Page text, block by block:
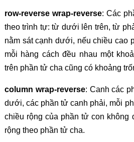
row-reverse wrap-reverse: Các
theo trình tự: từ dưới lên trên, từ
nằm sát cạnh dưới, nếu chiều cao
mỗi hàng cách đều nhau một
trên phần tử cha cũng có khoảng
column wrap-reverse: Canh các
dưới, các phần tử canh phải, mỗi
chiều rộng của phần tử con không
rộng theo phần tử cha.